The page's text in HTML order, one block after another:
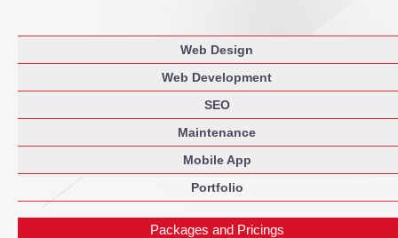
Web Design
Web Development
SEO
Maintenance
Mobile App
Portfolio
Packages and Pricings